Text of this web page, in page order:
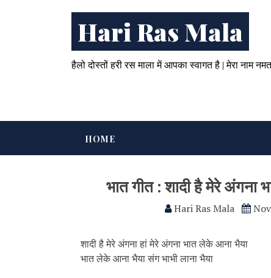
Hari Ras Mala
हैलो दोस्तों हरी रस माला में आपका स्वागत है | मेरा
HOME
भात गीत : शादी है मेरे
Hari Ras Mala
शादी है मेरे अंगना हां मेरे अंगना भात लेके आना भैया
भात लेके आना भैया संग भाभी लाना भैया